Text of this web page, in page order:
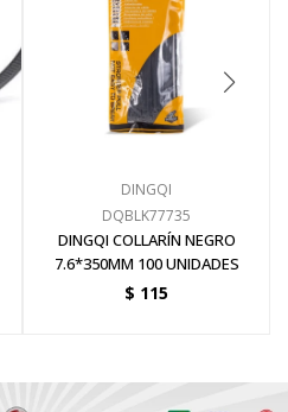
DINGQI
DQBLK77735
DINGQI COLLARÍN NEGRO
7.6*350MM 100 UNIDADES
$ 115